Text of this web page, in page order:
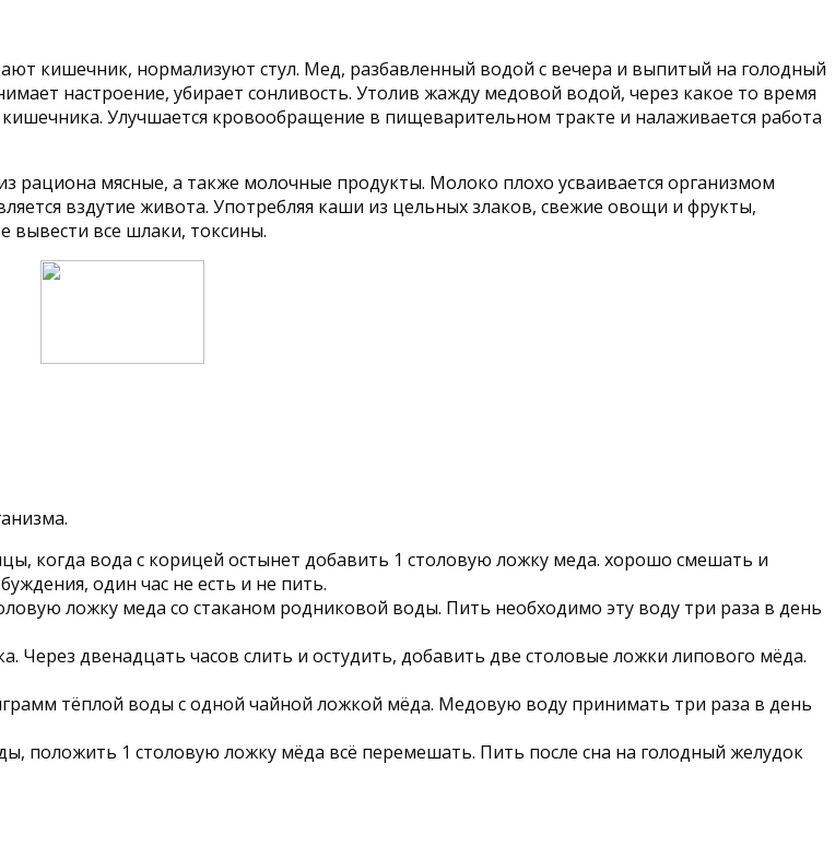
кишечник, нормализуют стул. Мед, разбавленный водой с вечера и выпитый на голодный
настроение, убирает сонливость. Утолив жажду медовой водой, через какое то время
Улучшается кровообращение в пищеварительном тракте и налаживается работа
рациона мясные, а также молочные продукты. Молоко плохо усваивается организмом
вздутие живота. Употребляя каши из цельных злаков, свежие овощи и фрукты,
вывести все шлаки, токсины.
когда вода с корицей остынет добавить 1 столовую ложку меда. хорошо смешать и
один час не есть и не пить.
ложку меда со стаканом родниковой воды. Пить необходимо эту воду три раза в день
Через двенадцать часов слить и остудить, добавить две столовые ложки липового мёда.
тёплой воды с одной чайной ложкой мёда. Медовую воду принимать три раза в день
положить 1 столовую ложку мёда всё перемешать. Пить после сна на голодный желудок